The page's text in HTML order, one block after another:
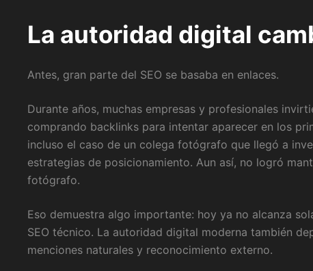
La autoridad digital
Antes, gran parte del SEO se basaba en enlaces.
Durante años, muchas empresas y profesionales
comprando backlinks para intentar aparecer en los
incluso el caso de un colega fotógrafo que llegó a
estrategias de posicionamiento. Aun así, no logró
fotógrafo.
Eso demuestra algo importante: hoy ya no alcanza
SEO técnico. La autoridad digital moderna también
menciones naturales y reconocimiento externo.